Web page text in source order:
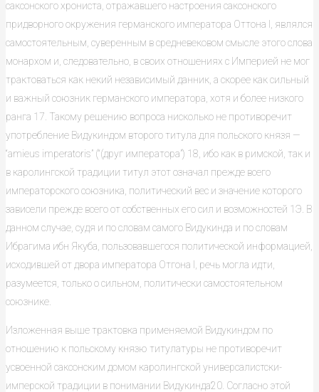
саксонского хрониста, отражавшего настроения саксонского
придворного окружения германского императора Оттона I, являлся
самостоятельным, суверенным в средневековом смысле этого слова
монархом и, следовательно, в своих отношениях с Империей не мог
трактоваться как некий независимый данник, а скорее как сильный
и важный союзник германского императора, хотя и более низкого
ранга 17. Такому решению вопроса нисколько не противоречит
употребление Видукиндом второго титула для польского князя —
“amieus imperatoris” (“(друг императора”) 18, ибо как в римской, так и
в каролингской традиции титул этот означал прежде всего
императорского союзника, политический вес и значение которого
зависели прежде всего от собственных его сил и возможностей 1Э. В
данном случае, судя и по словам самого Видукинда и по словам
Ибрагима ибн Якуба, пользовавшегося политической информацией,
исходившей от двора императора Отгона I, речь могла идти,
разумеется, только о сильном, политически самостоятельном
союзнике.
Изложенная выше трактовка применяемой Видукиндом по
отношению к польскому князю титулатуры не противоречит
усвоенной саксонским домом каролингской универсалистски-
имперской традиции в понимании Видукинда20. Согласно этой